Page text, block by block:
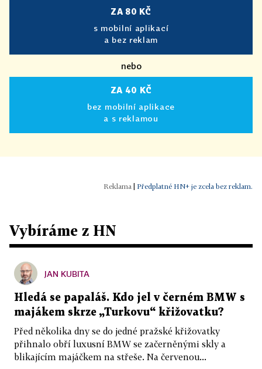
ZA 80 KČ
s mobilní aplikací
a bez reklam
nebo
ZA 40 KČ
bez mobilní aplikace
a s reklamou
Předplatné HN+ je zcela bez reklam.
Vybíráme z HN
JAN KUBITA
Hledá se papaláš. Kdo jel v černém BMW s
majákem skrze „Turkovu“ křižovatku?
Před několika dny se do jedné pražské křižovatky
přihnalo obří luxusní BMW se začerněnými skly a
blikajícím majáčkem na střeše. Na červenou...